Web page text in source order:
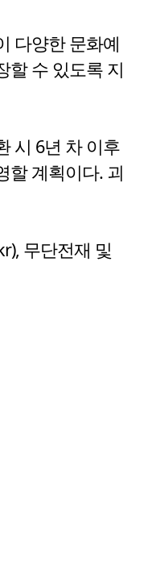
다양한 문화예
할 수 있도록 지
시 6년 차 이후
할 계획이다. 괴
무단전재 및